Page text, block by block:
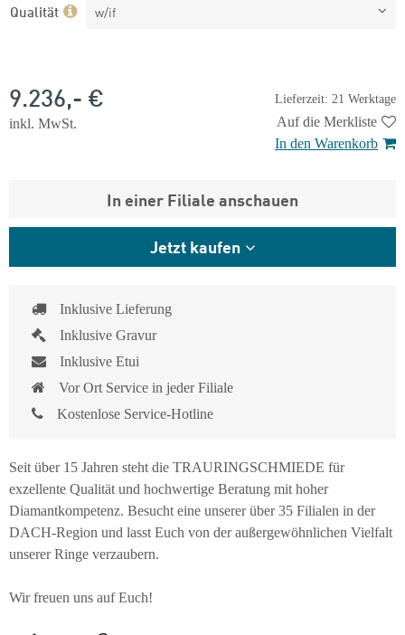
Qualität w/if
Lieferzeit: 21 Werktage
9.236,- €
inkl. MwSt.
Auf die Merkliste
In den Warenkorb
In einer Filiale anschauen
Jetzt kaufen
Inklusive Lieferung
Inklusive Gravur
Inklusive Etui
Vor Ort Service in jeder Filiale
Kostenlose Service-Hotline
Seit über 15 Jahren steht die TRAURINGSCHMIEDE für
exzellente Qualität und hochwertige Beratung mit hoher
Diamantkompetenz. Besucht eine unserer über 35 Filialen in der
DACH-Region und lasst Euch von der außergewöhnlichen Vielfalt
unserer Ringe verzaubern.
Wir freuen uns auf Euch!